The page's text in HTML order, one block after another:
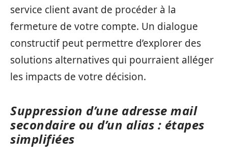
service client avant de procéder à la
fermeture de votre compte. Un dialogue
constructif peut permettre d’explorer des
solutions alternatives qui pourraient alléger
les impacts de votre décision.
Suppression d’une adresse mail
secondaire ou d’un alias : étapes
simplifiées